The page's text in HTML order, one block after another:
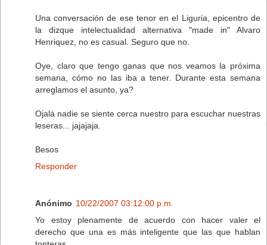
Una conversación de ese tenor en el Liguria, epicentro de
la dizque intelectualidad alternativa "made in" Alvaro
Henriquez, no es casual. Seguro que no.
Oye, claro que tengo ganas que nos veamos la próxima
semana, cómo no las iba a tener. Durante esta semana
arreglamos el asunto, ya?
Ojalá nadie se siente cerca nuestro para escuchar nuestras
leseras... jajajaja.
Besos
Responder
Anónimo 10/22/2007 03:12:00 p.m.
Yo estoy plenamente de acuerdo con hacer valer el
derecho que una es más inteligente que las que hablan